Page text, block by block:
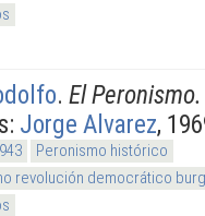
. El
Jorge Alvarez,
Peronismo histórico
revolución democrático